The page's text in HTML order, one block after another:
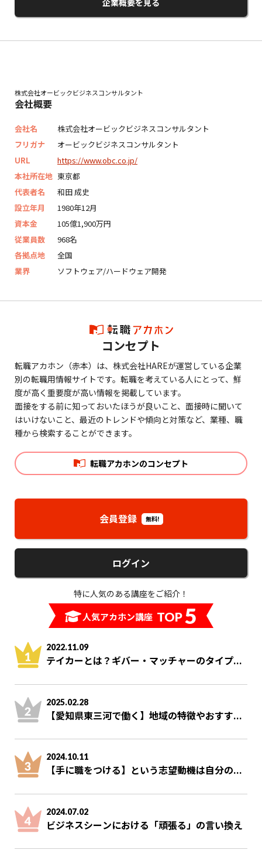
企業概要を見る
株式会社オービックビジネスコンサルタント
会社概要
会社名
株式会社オービックビジネスコンサルタント
フリガナ
オービックビジネスコンサルタント
URL
https://www.obc.co.jp/
本社所在地 東京都
代表者名
和田 成史
設立年月
1980年12月
資本金
105億1,900万円
従業員数
968名
各拠点地
全国
業界
ソフトウェア/ハードウェア開発
コンセプト
転職アカホン（赤本）は、株式会社HAREが運営している企業
別の転職用情報サイトです。転職を考えている人にとって、鮮
度が高く重要度が高い情報を掲載しています。
面接をする前に知っておいたほうが良いこと、面接時に聞いて
はいけないこと、最近のトレンドや傾向と対策など、業種、職
種から検索することができます。
転職アカホンのコンセプト
会員登録 無料!
ログイン
特に人気のある講座をご紹介！
人気アカホン講座 TOP5
2022.11.09
テイカーとは？ギバー・マッチャーのタイプ...
2025.02.28
【愛知県東三河で働く】地域の特徴やおすす...
2024.10.11
【手に職をつける】という志望動機は自分の...
2024.07.02
ビジネスシーンにおける「頑張る」の言い換え